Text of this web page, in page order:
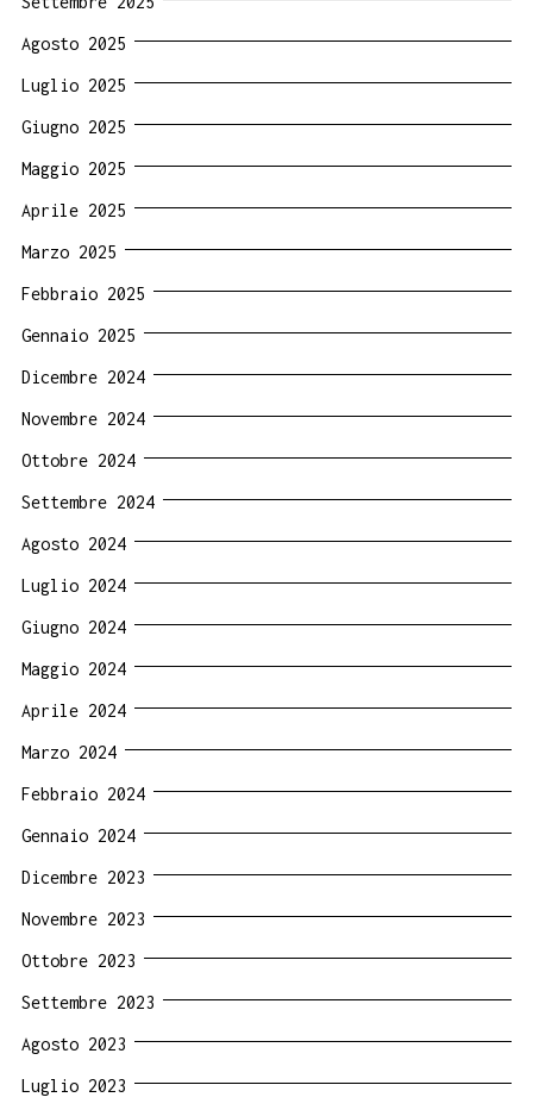
Agosto 2025
Luglio 2025
Giugno 2025
Maggio 2025
Aprile 2025
Marzo 2025
Febbraio 2025
Gennaio 2025
Dicembre 2024
Novembre 2024
Ottobre 2024
Settembre 2024
Agosto 2024
Luglio 2024
Giugno 2024
Maggio 2024
Aprile 2024
Marzo 2024
Febbraio 2024
Gennaio 2024
Dicembre 2023
Novembre 2023
Ottobre 2023
Settembre 2023
Agosto 2023
Luglio 2023